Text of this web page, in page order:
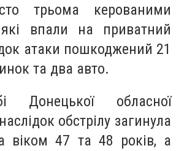
трьома керованими
впали на приватний
атаки пошкоджений 21
та два авто.
Донецької обласної
обстрілу загинула
віком 47 та 48 років, а